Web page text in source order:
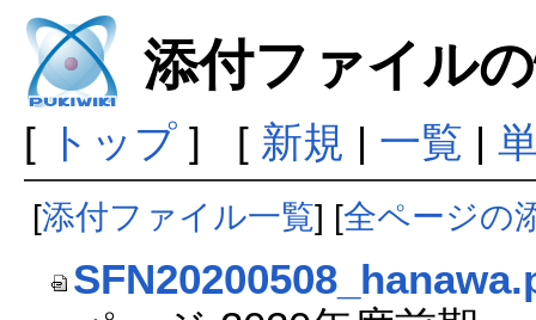
添付ファイル
[ トップ] [ 新規 | 一覧 |
[添付ファイル一覧] [全ページの